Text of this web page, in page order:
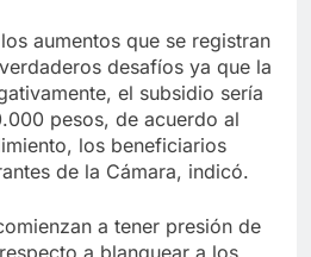
aumentos que se registran
desafíos ya que la
el subsidio sería
pesos, de acuerdo al
los beneficiarios
de la Cámara, indicó.
a tener presión de